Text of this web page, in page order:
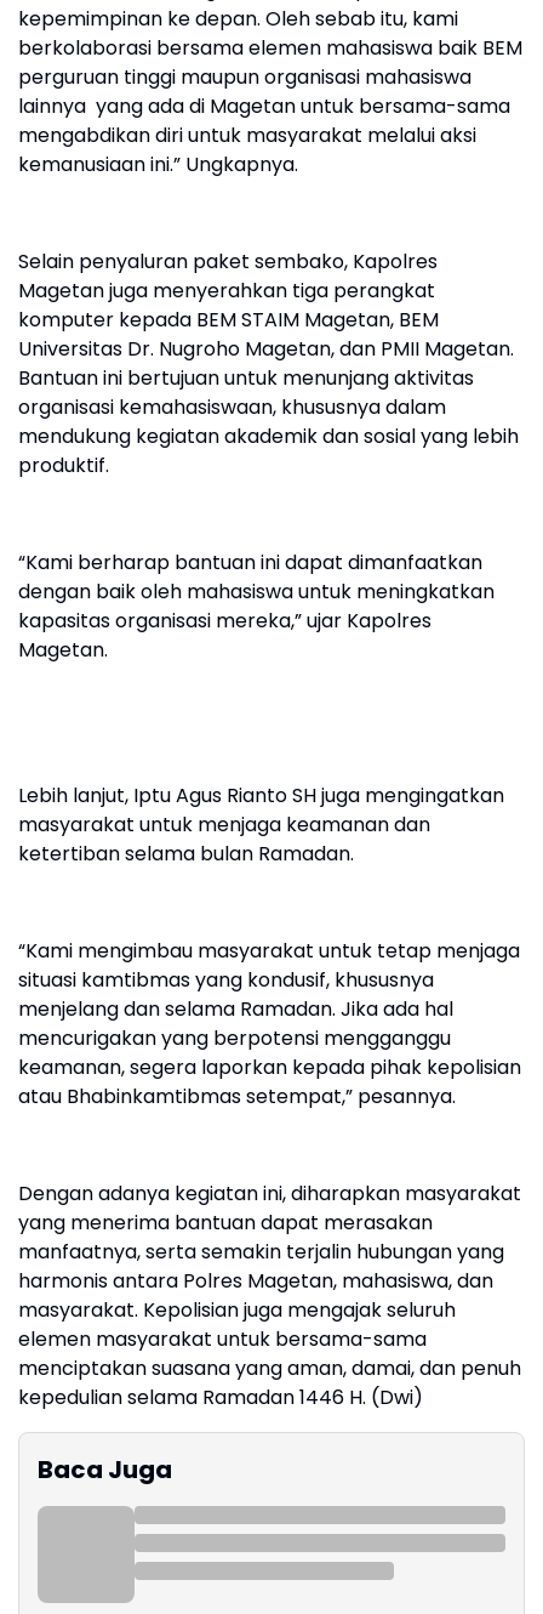
kepemimpinan ke depan. Oleh sebab itu, kami
berkolaborasi bersama elemen mahasiswa baik BEM
perguruan tinggi maupun organisasi mahasiswa
lainnya yang ada di Magetan untuk bersama-sama
mengabdikan diri untuk masyarakat melalui aksi
kemanusiaan ini.” Ungkapnya.
Selain penyaluran paket sembako, Kapolres
Magetan juga menyerahkan tiga perangkat
komputer kepada BEM STAIM Magetan, BEM
Universitas Dr. Nugroho Magetan, dan PMII Magetan.
Bantuan ini bertujuan untuk menunjang aktivitas
organisasi kemahasiswaan, khususnya dalam
mendukung kegiatan akademik dan sosial yang lebih
produktif.
“Kami berharap bantuan ini dapat dimanfaatkan
dengan baik oleh mahasiswa untuk meningkatkan
kapasitas organisasi mereka,” ujar Kapolres
Magetan.
Lebih lanjut, Iptu Agus Rianto SH juga mengingatkan
masyarakat untuk menjaga keamanan dan
ketertiban selama bulan Ramadan.
“Kami mengimbau masyarakat untuk tetap menjaga
situasi kamtibmas yang kondusif, khususnya
menjelang dan selama Ramadan. Jika ada hal
mencurigakan yang berpotensi mengganggu
keamanan, segera laporkan kepada pihak kepolisian
atau Bhabinkamtibmas setempat,” pesannya.
Dengan adanya kegiatan ini, diharapkan masyarakat
yang menerima bantuan dapat merasakan
manfaatnya, serta semakin terjalin hubungan yang
harmonis antara Polres Magetan, mahasiswa, dan
masyarakat. Kepolisian juga mengajak seluruh
elemen masyarakat untuk bersama-sama
menciptakan suasana yang aman, damai, dan penuh
kepedulian selama Ramadan 1446 H. (Dwi)
Baca Juga